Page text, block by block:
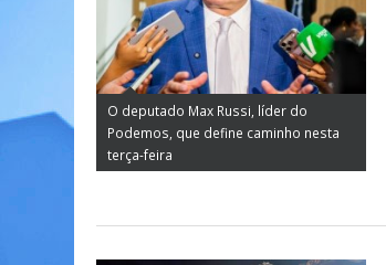
O deputado Max Russi, líder do
Podemos, que define caminho nesta
terça-feira